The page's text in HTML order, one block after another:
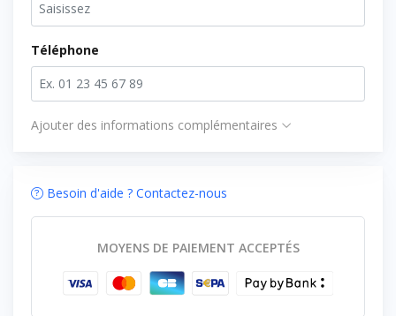
Besoin d'aide ? Contactez-nous
MOYENS DE PAIEMENT ACCEPTÉS
Téléphone
Ajouter des informations complémentaires